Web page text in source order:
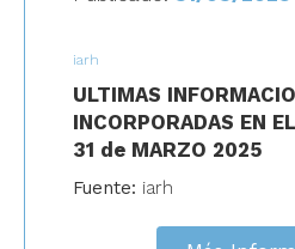
iarh
ULTIMAS
INCORPORADAS EN
31 de MARZO 2025
Fuente: iarh